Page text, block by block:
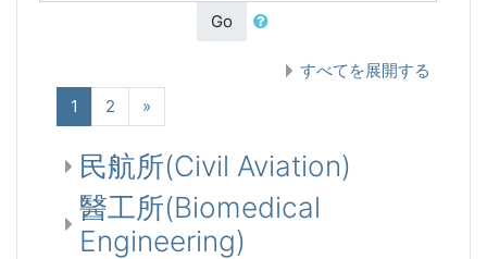
Go
すべてを展開する
1 (現在)
2 »
民航所(Civil Aviation)
醫工所(Biomedical
Engineering)